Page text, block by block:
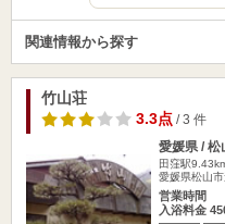
関連情報から探す
竹山荘
3.3点/ 3 件
愛媛県 / 松
田窪駅
愛媛県松山
営業時間
入浴料金